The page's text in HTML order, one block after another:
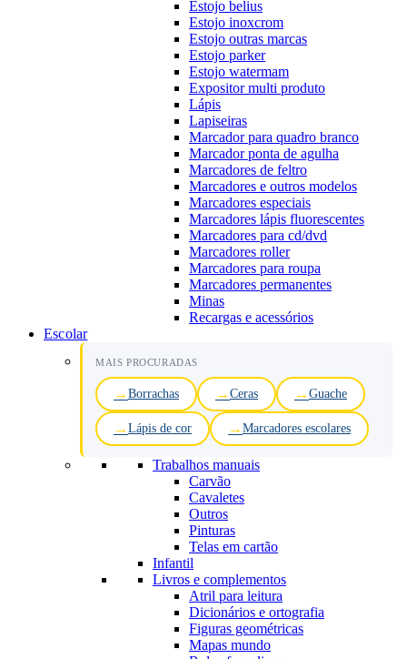
Estojo belius
Estojo inoxcrom
Estojo outras marcas
Estojo parker
Estojo watermam
Expositor multi produto
Lápis
Lapiseiras
Marcador para quadro branco
Marcador ponta de agulha
Marcadores de feltro
Marcadores e outros modelos
Marcadores especiais
Marcadores lápis fluorescentes
Marcadores para cd/dvd
Marcadores roller
Marcadores para roupa
Marcadores permanentes
Minas
Recargas e acessórios
Escolar
MAIS PROCURADAS
Borrachas Ceras Guache
Lápis de cor Marcadores escolares
Trabalhos manuais
Carvão
Cavaletes
Outros
Pinturas
Telas em cartão
Infantil
Livros e complementos
Atril para leitura
Dicionários e ortografia
Figuras geométricas
Mapas mundo